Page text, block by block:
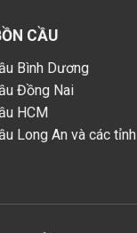
CẦU
Bình Dương
Đồng Nai
HCM
Long An và các tỉnh